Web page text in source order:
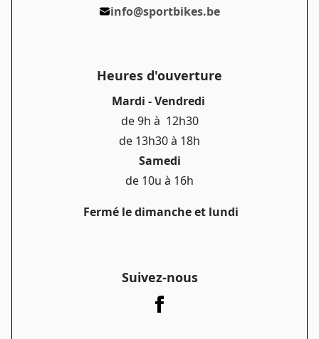
info@sportbikes.be
Heures d'ouverture
Mardi - Vendredi
de 9h à 12h30
de 13h30 à 18h
Samedi
de 10u à 16h
Fermé le dimanche et lundi
Suivez-nous